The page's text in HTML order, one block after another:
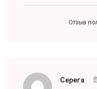
Отзыв
Серега